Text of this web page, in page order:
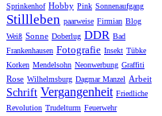
Sprinkenhof Hobby Pink Sonnenaufgang
Stillleben paarweise Firmian Blog
Weiß Sonne Doberlug DDR Bad
Frankenhausen Fotografie Insekt Tübke
Korken Mendelsohn Neonwerbung Graffiti
Rose Wilhelmsburg Dagmar Manzel Arbeit
Schrift Vergangenheit Friedliche
Revolution Trudelturm Feuerwehr